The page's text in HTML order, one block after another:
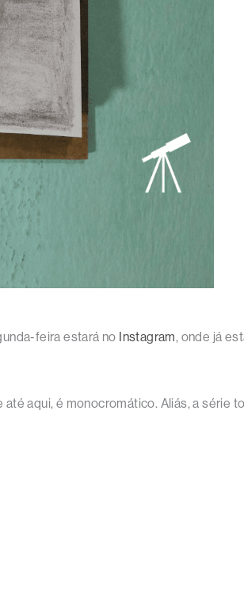
feira estará no Instagram, onde já
aqui, é monocromático. Aliás, a série